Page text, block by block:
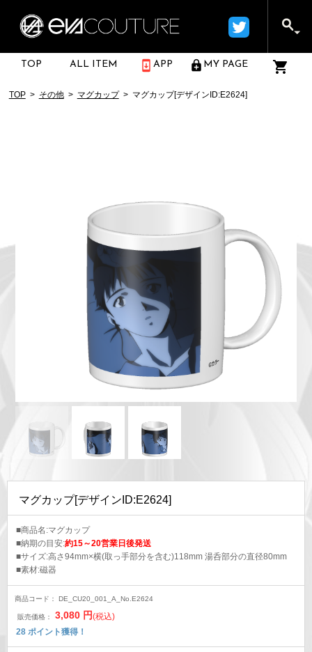
TOP ALL ITEM APP MY PAGE
TOP その他 マグカップ マグカップ[デザインID:E2624]
マグカップ[デザインID:E2624]
■商品名:マグカップ
■納期の目安:約15～20営業日後発送
■サイズ:高さ94mm×横(取っ手部分を含む)118mm 湯呑部分の直径80mm
■素材:磁器
商品コード：DE_CU20_001_A_No.E2624
販売価格： 3,080 円(税込)
28ポイント獲得！